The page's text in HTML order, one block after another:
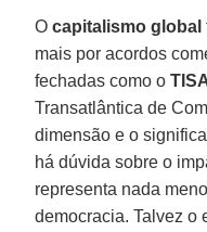
Ocapitalismo global
mais por acordos
fechadas como o
Transatlântica de
dimensão e o
há dúvida sobre o
representa nada
democracia. Talvez o